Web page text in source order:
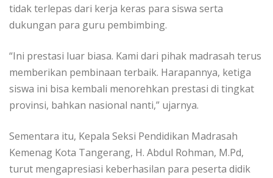
tidak terlepas dari kerja keras para siswa serta
dukungan para guru pembimbing.
“Ini prestasi luar biasa. Kami dari pihak madrasah terus
memberikan pembinaan terbaik. Harapannya, ketiga
siswa ini bisa kembali menorehkan prestasi di tingkat
provinsi, bahkan nasional nanti,” ujarnya.
Sementara itu, Kepala Seksi Pendidikan Madrasah
Kemenag Kota Tangerang, H. Abdul Rohman, M.Pd,
turut mengapresiasi keberhasilan para peserta didik